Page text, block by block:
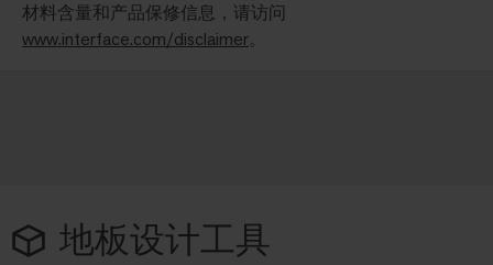
材料含量和产品保修信息，请访问
www.interface.com/disclaimer。
地板设计工具